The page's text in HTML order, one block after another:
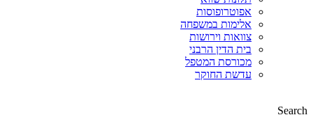
אפוטרופוסות
אלימות במשפחה
צוואות וירושות
בית הדין הרבני
מכורסת המטפל
עדשת החוקר
Search